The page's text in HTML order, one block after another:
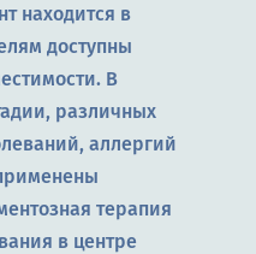
находится в
доступны
В
различных
аллергий
терапия
в центре